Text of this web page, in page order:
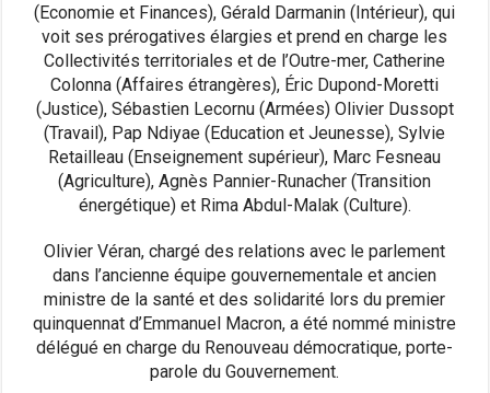
(Economie et Finances), Gérald Darmanin (Intérieur), qui
voit ses prérogatives élargies et prend en charge les
Collectivités territoriales et de l’Outre-mer, Catherine
Colonna (Affaires étrangères), Éric Dupond-Moretti
(Justice), Sébastien Lecornu (Armées) Olivier Dussopt
(Travail), Pap Ndiyae (Education et Jeunesse), Sylvie
Retailleau (Enseignement supérieur), Marc Fesneau
(Agriculture), Agnès Pannier-Runacher (Transition
énergétique) et Rima Abdul-Malak (Culture).
Olivier Véran, chargé des relations avec le parlement
dans l’ancienne équipe gouvernementale et ancien
ministre de la santé et des solidarité lors du premier
quinquennat d’Emmanuel Macron, a été nommé ministre
délégué en charge du Renouveau démocratique, porte-
parole du Gouvernement.